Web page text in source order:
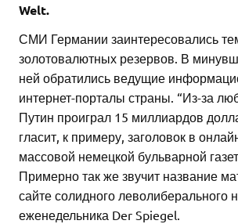
Welt.
СМИ Германии заинтересовались
золотовалютных резервов. В
ней обратились ведущие
интернет-порталы страны. “Из-за
Путин проиграл 15 миллиардов
гласит, к примеру, заголовок в
массовой немецкой бульварной
Примерно так же звучит название
сайте солидного леволиберального
еженедельника Der Spiegel.